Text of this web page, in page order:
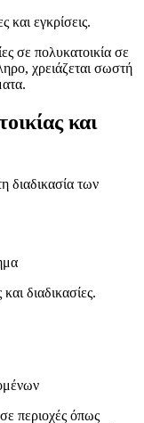
και εγκρίσεις.
σε πολυκατοικία σε
χρειάζεται σωστή
και
διαδικασία των
διαδικασίες.
περιοχές όπως